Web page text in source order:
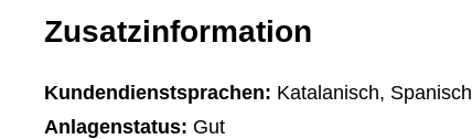
Zusatzinformation
Kundendienstsprachen: Katalanisch, Spanisch
Anlagenstatus: Gut